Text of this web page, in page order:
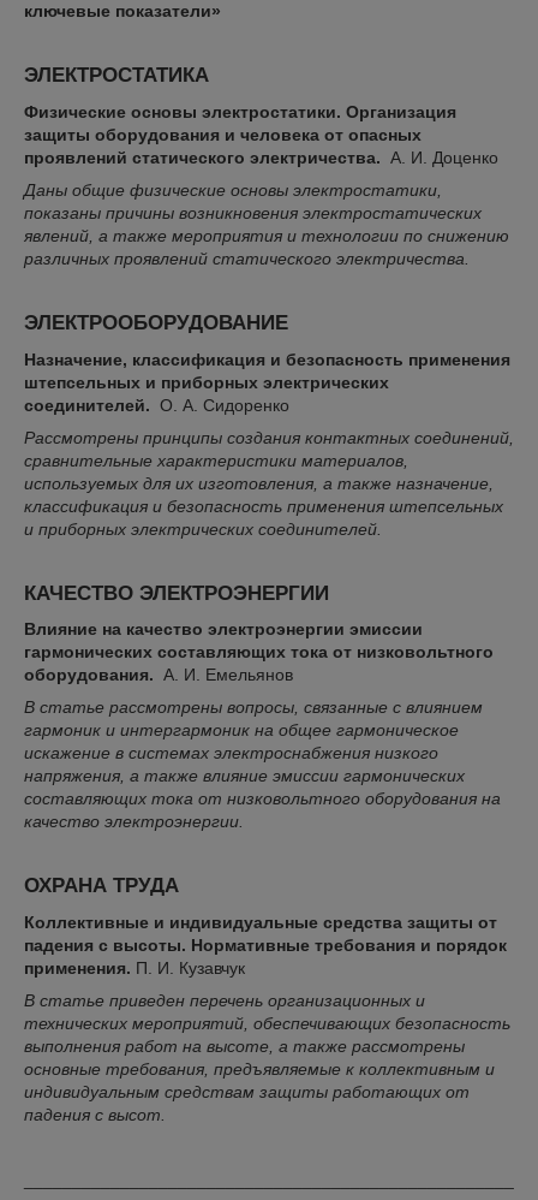
ключевые показатели»
ЭЛЕКТРОСТАТИКА
Физические основы электростатики. Организация
защиты оборудования и человека от опасных
проявлений статического электричества. А. И. Доценко
Даны общие физические основы электростатики,
показаны причины возникновения электростатических
явлений, а также мероприятия и технологии по снижению
различных проявлений статического электричества.
ЭЛЕКТРООБОРУДОВАНИЕ
Назначение, классификация и безопасность применения
штепсельных и приборных электрических
соединителей. О. А. Сидоренко
Рассмотрены принципы создания контактных соединений,
сравнительные характеристики материалов,
используемых для их изготовления, а также назначение,
классификация и безопасность применения штепсельных
и приборных электрических соединителей.
КАЧЕСТВО ЭЛЕКТРОЭНЕРГИИ
Влияние на качество электроэнергии эмиссии
гармонических составляющих тока от низковольтного
оборудования. А. И. Емельянов
В статье рассмотрены вопросы, связанные с влиянием
гармоник и интергармоник на общее гармоническое
искажение в системах электроснабжения низкого
напряжения, а также влияние эмиссии гармонических
составляющих тока от низковольтного оборудования на
качество электроэнергии.
ОХРАНА ТРУДА
Коллективные и индивидуальные средства защиты от
падения с высоты. Нормативные требования и порядок
применения. П. И. Кузавчук
В статье приведен перечень организационных и
технических мероприятий, обеспечивающих безопасность
выполнения работ на высоте, а также рассмотрены
основные требования, предъявляемые к коллективным и
индивидуальным средствам защиты работающих от
падения с высот.